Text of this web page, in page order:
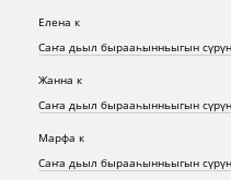
Елена к
Саҥа дьыл бырааһынньыгын
Жанна к
Саҥа дьыл бырааһынньыгын
Марфа к
Саҥа дьыл бырааһынньыгын